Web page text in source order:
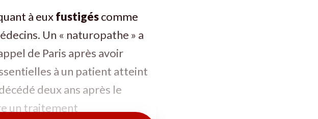
à euxfustigéscomme
Un « naturopathe » a
de Paris après avoir
à un patient atteint
deux ans après le
un traitement